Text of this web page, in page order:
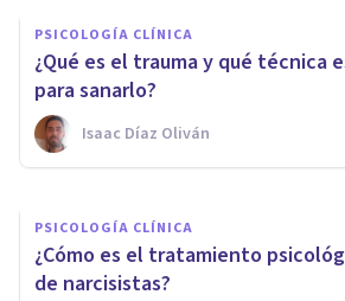
PSICOLOGÍA CLÍNICA
¿Qué es el trauma y qué técnica
para sanarlo?
Isaac Díaz Oliván
¿Qué puede hacer
narcisista para dejar
Psicotools
PSICOLOGÍA CLÍNICA
¿Cómo es el tratamiento
de narcisistas?